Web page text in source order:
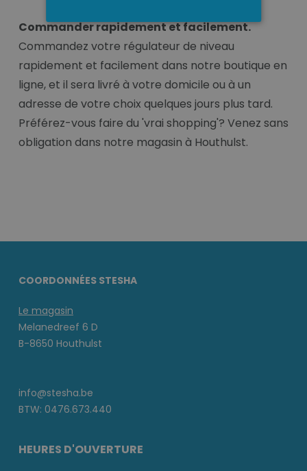
Commander rapidement et facilement.
Commandez votre régulateur de niveau
rapidement et facilement dans notre boutique en
ligne, et il sera livré à votre domicile ou à un
adresse de votre choix quelques jours plus tard.
Préférez-vous faire du 'vrai shopping'? Venez sans
obligation dans notre magasin à Houthulst.
COORDONNÉES STESHA
Le magasin
Melanedreef 6 D
B-8650 Houthulst
info@stesha.be
BTW: 0476.673.440
HEURES D'OUVERTURE